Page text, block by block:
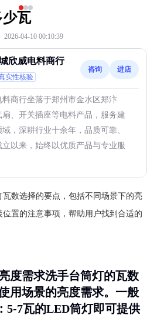
瓦
· 2026-04-10 00:10:39
欣威电料商行
实性核验
咨询 进店
商行坐落于郑州市金水区郑汴
、开关插座等电料产品，服务建
，深耕行业十余年，品质可靠、
以来，始终以优质产品与专业服
数选择的要点，包括不同场景下的亮
置的注意事项，帮助用户找到合适的
度需求洗手台筒灯的瓦数
用场景的亮度需求。一般
：5-7瓦的LED筒灯即可提供